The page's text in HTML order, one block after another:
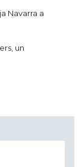
Navarra a
un